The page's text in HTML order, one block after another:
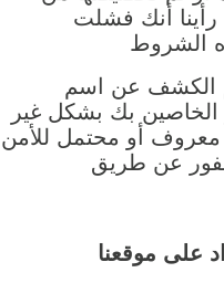
أنك فشلت
الشروط
الكشف عن اسم
الخاصين بك بشكل غير
معروف أو محتمل للأمن
عن طريق
على موقعنا